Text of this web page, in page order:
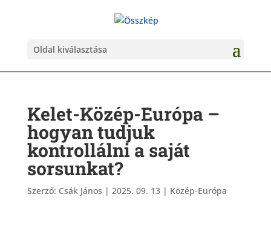
Oldal kiválasztása
Kelet-Közép-Európa –
hogyan tudjuk
kontrollálni a saját
sorsunkat?
Szerző: Csák János | 2025. 09. 13| Közép-Európa